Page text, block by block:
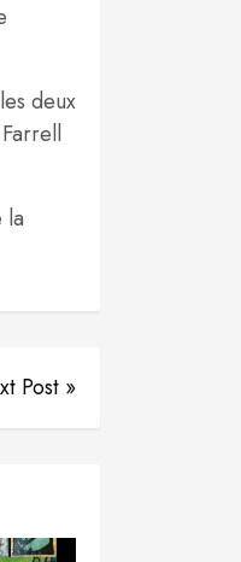
deux
la
Post »